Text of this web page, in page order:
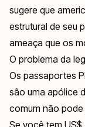
sugere que
estrutural de seu
ameaça que os
O problema da
Os passaportes
são uma apólice
comum não
Se você tem